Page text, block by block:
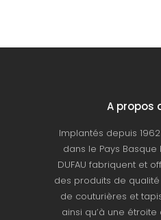
A propos
Implantés depuis
dans le Pays
DUFAU fabriquent et
des produits de
de couturières et
ainsi qu’à une